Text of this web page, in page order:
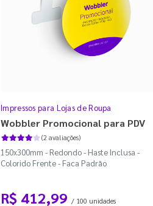
Impressos para Lojas de Roupa
Wobbler Promocional para PDV
(2 avaliações)
150x300mm - Redondo - Haste Inclusa -
Colorido Frente - Faca Padrão
R$ 412,99 / 100 unidades